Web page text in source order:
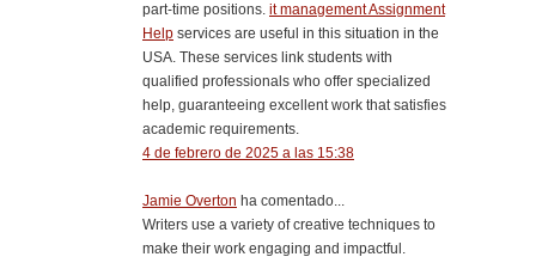
part-time positions. it management Assignment
Help services are useful in this situation in the
USA. These services link students with
qualified professionals who offer specialized
help, guaranteeing excellent work that satisfies
academic requirements.
4 de febrero de 2025 a las 15:38
Jamie Overton ha comentado...
Writers use a variety of creative techniques to
make their work engaging and impactful.